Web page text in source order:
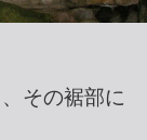
その裾部に